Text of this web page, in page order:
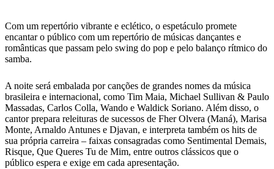
Com um repertório vibrante e eclético, o espetáculo promete
encantar o público com um repertório de músicas dançantes e
românticas que passam pelo swing do pop e pelo balanço rítmico do
samba.
A noite será embalada por canções de grandes nomes da música
brasileira e internacional, como Tim Maia, Michael Sullivan & Paulo
Massadas, Carlos Colla, Wando e Waldick Soriano. Além disso, o
cantor prepara releituras de sucessos de Fher Olvera (Maná), Marisa
Monte, Arnaldo Antunes e Djavan, e interpreta também os hits de
sua própria carreira – faixas consagradas como Sentimental Demais,
Risque, Que Queres Tu de Mim, entre outros clássicos que o
público espera e exige em cada apresentação.